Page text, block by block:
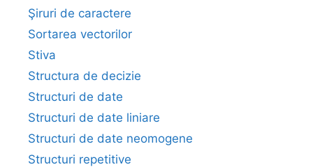
Şiruri de caractere
Sortarea vectorilor
Stiva
Structura de decizie
Structuri de date
Structuri de date liniare
Structuri de date neomogene
Structuri repetitive